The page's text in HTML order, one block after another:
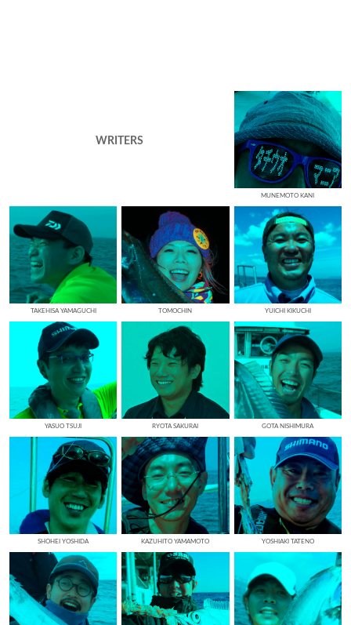
WRITERS
MUNEMOTO KANI
TAKEHISA YAMAGUCHI TOMOCHIN YUICHI KIKUCHI
YASUO TSUJI RYOTA SAKURAI GOTA NISHIMURA
SHOHEI YOSHIDA KAZUHITO YAMAMOTO YOSHIAKI TATENO